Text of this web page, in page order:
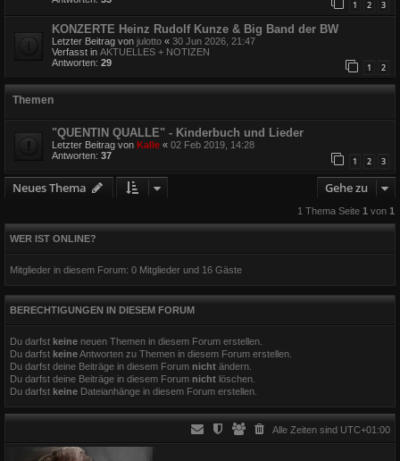
1 2 3
KONZERTE Heinz Rudolf Kunze & Big Band der BW
Letzter Beitrag von julotto « 30 Jun 2026, 21:47
Verfasst in AKTUELLES + NOTIZEN
Antworten: 29 1 2
Themen
"QUENTIN QUALLE" - Kinderbuch und Lieder
Letzter Beitrag von Kalle « 02 Feb 2019, 14:28
Antworten: 37 1 2 3
Neues Thema Gehe zu
1 Thema Seite 1 von 1
WER IST ONLINE?
Mitglieder in diesem Forum: 0 Mitglieder und 16 Gäste
BERECHTIGUNGEN IN DIESEM FORUM
Du darfst keine neuen Themen in diesem Forum erstellen.
Du darfst keineAntworten zu Themen in diesem Forum erstellen.
Du darfst deine Beiträge in diesem Forum nicht ändern.
Du darfst deine Beiträge in diesem Forum nicht löschen.
Du darfst keine Dateianhänge in diesem Forum erstellen.
Alle Zeiten sind UTC+01:00